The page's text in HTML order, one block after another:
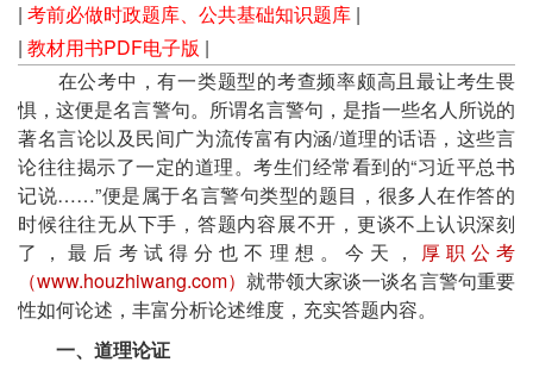
| 考前必做时政题库、公共基础知识题库 |
| 教材用书PDF电子版 |
在公考中，有一类题型的考查频率颇高且最让考生畏
惧，这便是名言警句。所谓名言警句，是指一些名人所说的
著名言论以及民间广为流传富有内涵/道理的话语，这些言
论往往揭示了一定的道理。考生们经常看到的“习近平总书
记说……”便是属于名言警句类型的题目，很多人在作答的
时候往往无从下手，答题内容展不开，更谈不上认识深刻
了，最后考试得分也不理想。今天， 厚职公考
（www.houzhiwang.com）就带领大家谈一谈名言警句重要
性如何论述，丰富分析论述维度，充实答题内容。
一、道理论证